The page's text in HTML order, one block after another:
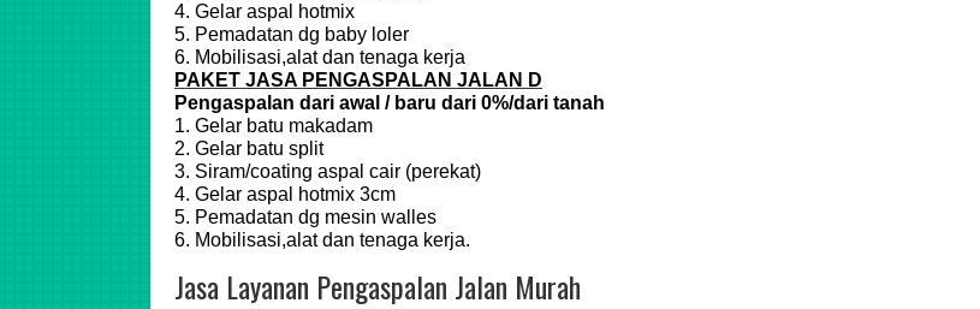
4. Gelar aspal hotmix
5. Pemadatan dg baby loler
6. Mobilisasi,alat dan tenaga kerja
PAKET JASA PENGASPALAN JALAN D
Pengaspalan dari awal / baru dari 0%/dari tanah
1. Gelar batu makadam
2. Gelar batu split
3. Siram/coating aspal cair (perekat)
4. Gelar aspal hotmix 3cm
5. Pemadatan dg mesin walles
6. Mobilisasi,alat dan tenaga kerja.
Jasa Layanan Pengaspalan Jalan Murah